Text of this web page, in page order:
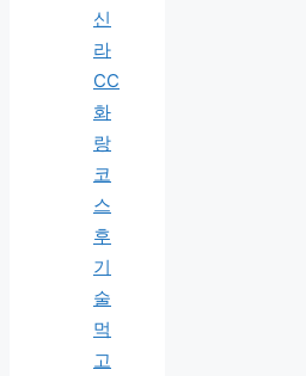
신
라
CC
화
랑
코
스
후
기
술
먹
고